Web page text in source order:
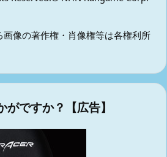
像の著作権・肖像権等は各権利所
ですか？【広告】